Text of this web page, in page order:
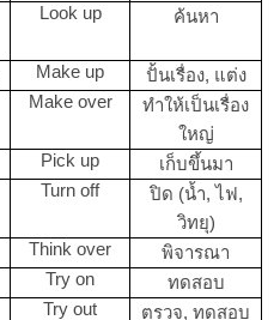
Look up ค้นหา
Make up
ปั้นเรื่อง, แต่ง
Make over
ทำให้เป็นเรื่อง
ใหญ่
Pick up
เก็บขึ้นมา
Turn off
ปิด (น้ำ, ไฟ,
วิทยุ)
Think over
พิจารณา
Try on
ทดสอบ
Try out ตรวจ, ทดสอบ